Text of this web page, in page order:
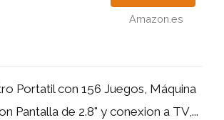
Amazon.es
Portatil con 156 Juegos, Máquina
Pantalla de 2.8" y conexion a TV,...